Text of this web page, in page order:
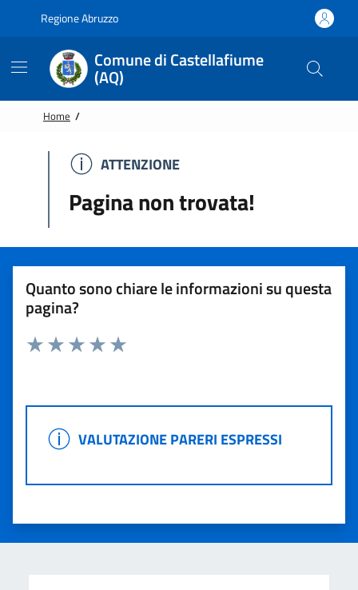
Regione Abruzzo
Comune di Castellafiume
(AQ)
Home /
ATTENZIONE
ATTENZIONE
Pagina non trovata!
Quanto sono chiare le informazioni su questa
pagina?
Rating:
VALUTAZIONE PARERI ESPRESSI
VALUTAZIONE PARERI ESPRESSI